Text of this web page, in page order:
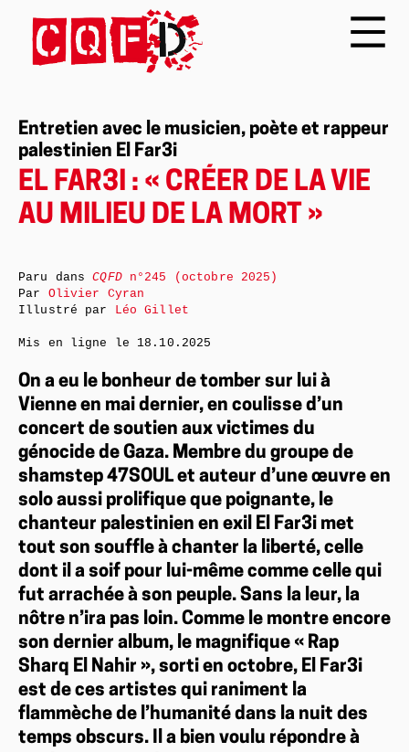
Entretien avec le musicien, poète et rappeur
palestinien El Far3i
EL FAR3I : « CRÉER DE LA VIE
AU MILIEU DE LA MORT »
On a eu le bonheur de tomber sur lui à
Vienne en mai dernier, en coulisse d’un
concert de soutien aux victimes du
génocide de Gaza. Membre du groupe de
shamstep 47SOUL et auteur d’une œuvre en
solo aussi prolifique que poignante, le
chanteur palestinien en exil El Far3i met
tout son souffle à chanter la liberté, celle
dont il a soif pour lui-même comme celle qui
fut arrachée à son peuple. Sans la leur, la
nôtre n’ira pas loin. Comme le montre encore
son dernier album, le magnifique « Rap
Sharq El Nahir », sorti en octobre, El Far3i
est de ces artistes qui raniment la
flammèche de l’humanité dans la nuit des
temps obscurs. Il a bien voulu répondre à
Paru dansCQFDn°245 (octobre 2025)
Par Olivier Cyran
Illustré par Léo Gillet
Mis en ligne le 18.10.2025